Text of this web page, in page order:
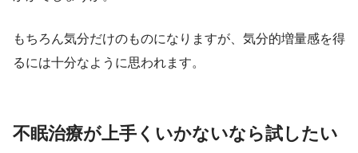
もちろん気分だけのものになりますが、気分的増量感を得
るには十分なように思われます。
不眠治療が上手くいかないなら試したい